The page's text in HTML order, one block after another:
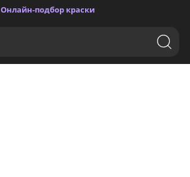
Онлайн-подбор краски